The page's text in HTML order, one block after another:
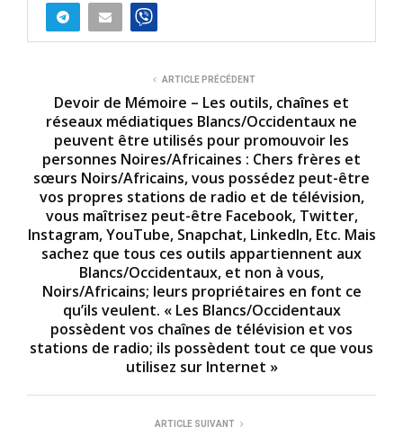
ARTICLE PRÉCÉDENT
Devoir de Mémoire – Les outils, chaînes et
réseaux médiatiques Blancs/Occidentaux ne
peuvent être utilisés pour promouvoir les
personnes Noires/Africaines : Chers frères et
sœurs Noirs/Africains, vous possédez peut-être
vos propres stations de radio et de télévision,
vous maîtrisez peut-être Facebook, Twitter,
Instagram, YouTube, Snapchat, LinkedIn, Etc. Mais
sachez que tous ces outils appartiennent aux
Blancs/Occidentaux, et non à vous,
Noirs/Africains; leurs propriétaires en font ce
qu’ils veulent. « Les Blancs/Occidentaux
possèdent vos chaînes de télévision et vos
stations de radio; ils possèdent tout ce que vous
utilisez sur Internet »
ARTICLE SUIVANT